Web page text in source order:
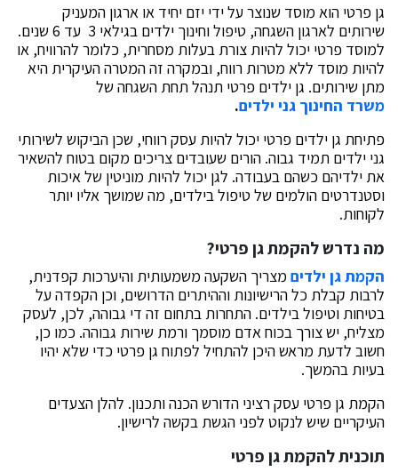
גן פרטי הוא מוסד שנוצר על ידי יזם יחיד או ארגון המעניק
שירותים לארגון השגחה, טיפול וחינוך ילדים בגילאי 3 עד 6 שנים.
למוסד פרטי יכול להיות צורת בעלות מסחרית, כלומר להרוויח, או
להיות מוסד ללא מטרות רווח, ובמקרה זה המטרה העיקרית היא
מתן שירותים. גן ילדים פרטי תנהל תחת השגחה של
משרד החינוך גני ילדים.
פתיחת גן ילדים פרטי יכול להיות עסק רווחי, שכן הביקוש לשירותי
גני ילדים תמיד גבוה. הורים שעובדים צריכים מקום בטוח להשאיר
את ילדיהם כשהם בעבודה. לגן יכול להיות מוניטין של איכות
וסטנדרטים הולמים של טיפול בילדים, מה שמושך אליו יותר
לקוחות.
מה נדרש להקמת גן פרטי?
הקמת גן ילדים מצריך השקעה משמעותית והיערכות קפדנית,
לרבות קבלת כל הרישיונות וההיתרים הדרושים, וכן הקפדה על
בטיחות וטיפול בילדים. התחרות בתחום זה די גבוהה, לכן, לעסק
מצליח, יש צורך בכוח אדם מוסמך ורמת שירות גבוהה. כמו כן,
חשוב לדעת מראש היכן להתחיל לפתוח גן פרטי כדי שלא יהיו
בעיות בהמשך.
הקמת גן פרטי עסק רציני הדורש הכנה ותכנון. להלן הצעדים
העיקריים שיש לנקוט לפני הגשת בקשה לרישיון.
תוכנית להקמת גן פרטי